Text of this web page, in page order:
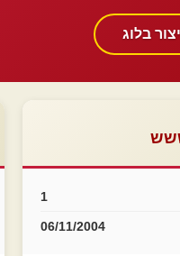
בלוג
1
06/11/2004